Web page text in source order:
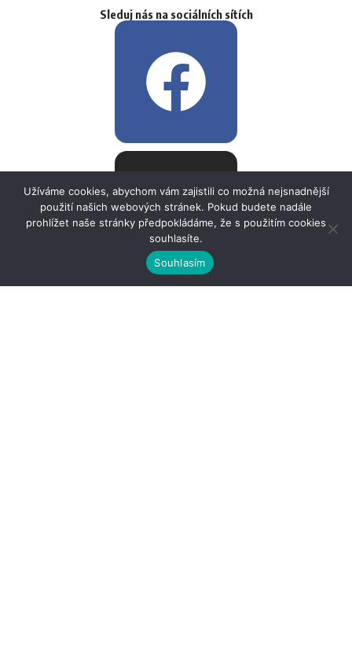
Sleduj nás na sociálních sítích
Užíváme cookies, abychom vám zajistili co možná nejsnadnější
použití našich webových stránek. Pokud budete nadále
prohlížet naše stránky předpokládáme, že s použitím cookies
souhlasíte.
Souhlasím